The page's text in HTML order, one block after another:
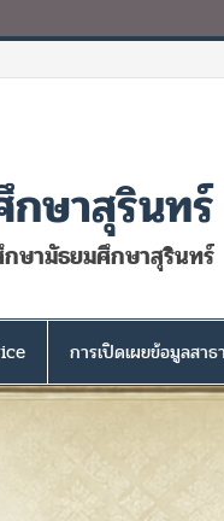
ษาสุรินทร์
ษามัธยมศึกษาสุรินทร์
การเปิดเผยข้อมูลสา